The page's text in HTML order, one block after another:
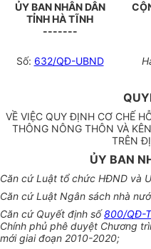
ỦY BAN NHÂN DÂN
TỈNH HÀ TĨNH
-------
Số: 632/QĐ-UBND
VỀ VIỆC QUY ĐỊNH CƠ CHẾ
THÔNG NÔNG THÔN VÀ
TRÊN
ỦY BAN
Căn cứ Luật tổ chức HĐND và
Căn cứ Luật Ngân sách nhà
Căn cứ Quyết định số800/QĐ-
Chính phủ phê duyệt Chương
mới giai đoạn 2010-2020;